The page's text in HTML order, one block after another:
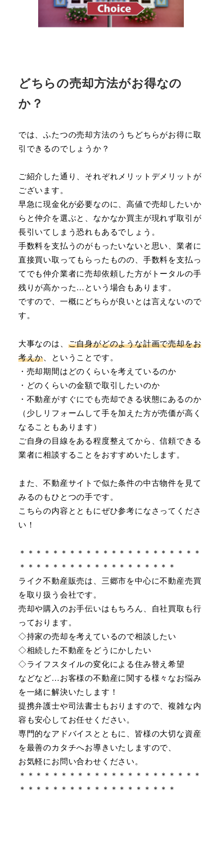
どちらの売却方法がお得なの
か？
では、ふたつの売却方法のうちどちらがお得に取
引できるのでしょうか？
ご紹介した通り、それぞれメリットデメリットが
ございます。
早急に現金化が必要なのに、高値で売却したいか
らと仲介を選ぶと、なかなか買主が現れず取引が
長引いてしまう恐れもあるでしょう。
手数料を支払うのがもったいないと思い、業者に
直接買い取ってもらったものの、手数料を支払っ
てでも仲介業者に売却依頼した方がトータルの手
残りが高かった…という場合もあります。
ですので、一概にどちらが良いとは言えないので
す。
大事なのは、 ご自身がどのような計画で売却をお
考えか 、ということです。
・売却期間はどのくらいを考えているのか
・どのくらいの金額で取引したいのか
・不動産がすぐにでも売却できる状態にあるのか
（少しリフォームして手を加えた方が売価が高く
なることもあります）
ご自身の目線をある程度整えてから、信頼できる
業者に相談することをおすすめいたします。
また、不動産サイトで似た条件の中古物件を見て
みるのもひとつの手です。
こちらの内容とともにぜひ参考になさってくださ
い！
＊＊＊＊＊＊＊＊＊＊＊＊＊＊＊＊＊＊＊＊＊＊
＊＊＊＊＊＊＊＊＊＊＊＊＊＊＊＊＊＊＊
ライク不動産販売は、三郷市を中心に不動産売買
を取り扱う会社です。
売却や購入のお手伝いはもちろん、自社買取も行
っております。
◇持家の売却を考えているので相談したい
◇相続した不動産をどうにかしたい
◇ライフスタイルの変化による住み替え希望
などなど…お客様の不動産に関する様々なお悩み
を一緒に解決いたします！
提携弁護士や司法書士もおりますので、複雑な内
容も安心してお任せください。
専門的なアドバイスとともに、皆様の大切な資産
を最善のカタチへお導きいたしますので、
お気軽にお問い合わせください。
＊＊＊＊＊＊＊＊＊＊＊＊＊＊＊＊＊＊＊＊＊＊
＊＊＊＊＊＊＊＊＊＊＊＊＊＊＊＊＊＊＊